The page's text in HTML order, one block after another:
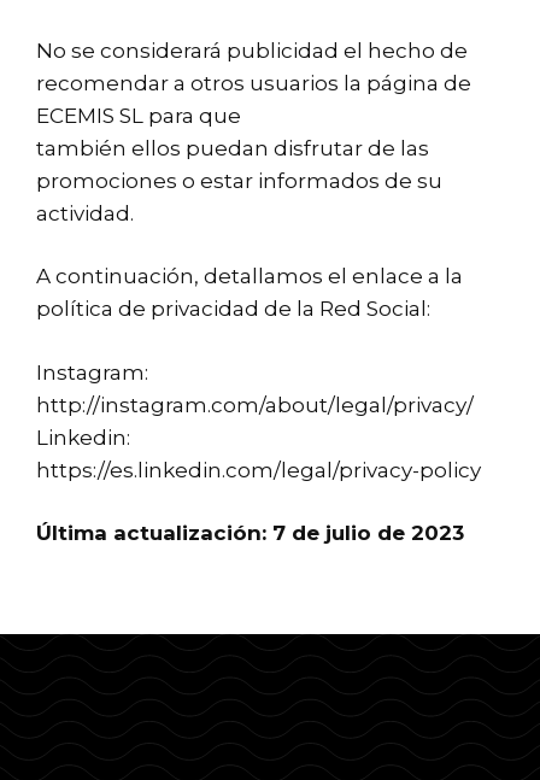
No se considerará publicidad el hecho de
recomendar a otros usuarios la página de
ECEMIS SL para que
también ellos puedan disfrutar de las
promociones o estar informados de su
actividad.
A continuación, detallamos el enlace a la
política de privacidad de la Red Social:
Instagram:
http://instagram.com/about/legal/privacy/
Linkedin:
https://es.linkedin.com/legal/privacy-policy
Última actualización: 7 de julio de 2023